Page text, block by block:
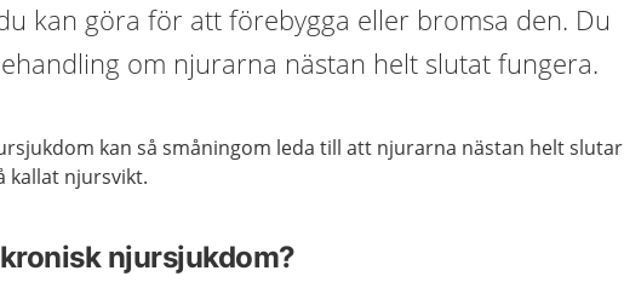
kan göra för att förebygga eller bromsa den. Du
om njurarna nästan helt slutat fungera.
kan så småningom leda till att njurarna nästan helt slutar
kallat njursvikt.
njursjukdom?